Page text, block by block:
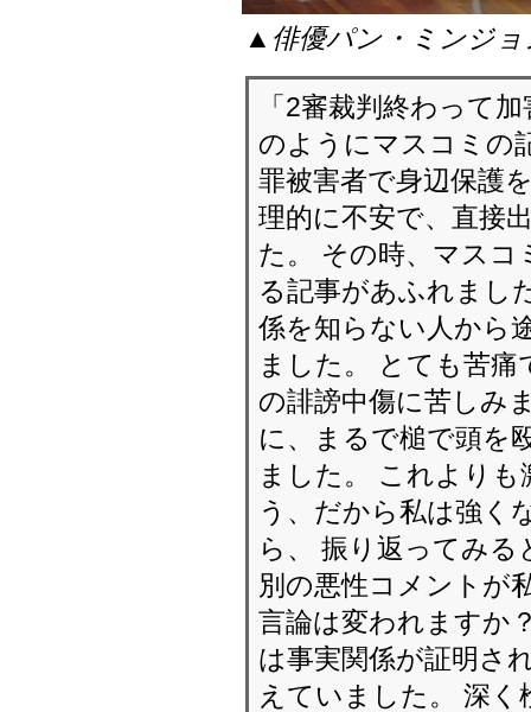
▲俳優パン・ミンジ
「2審裁判終わって
のようにマスコミの
罪被害者で身辺保護
理的に不安で、直接
た。 その時、マスコ
る記事があふれまし
係を知らない人から
ました。 とても苦痛
の誹謗中傷に苦しみ
に、まるで槌で頭を
ました。 これより
う、だから私は強く
ら、 振り返ってみ
別の悪性コメントが
言論は変われますか
は事実関係が証明さ
えていました。 深